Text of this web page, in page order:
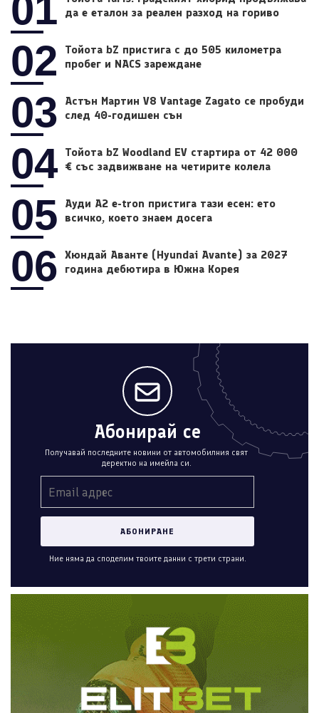
01
да е еталон за реален разход на гориво
02
Тойота bZ пристига с до 505 километра
пробег и NACS зареждане
03
Астън Мартин V8 Vantage Zagato се пробуди
след 40-годишен сън
04 Тойота bZ Woodland EV стартира от 42 000
€ със задвижване на четирите колела
05
Ауди A2 e-tron пристига тази есен: ето
всичко, което знаем досега
06
Хюндай Аванте (Hyundai Avante) за 2027
година дебютира в Южна Корея
Абонирай се
Получавай последните новини от автомобилния свят
деректно на имейла си.
Ние няма да споделим твоите данни с трети страни.